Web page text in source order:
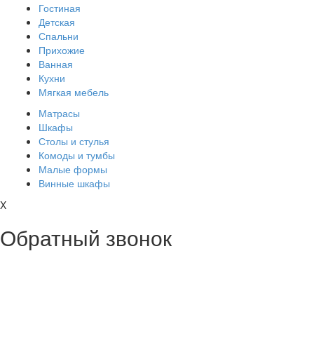
Гостиная
Детская
Спальни
Прихожие
Ванная
Кухни
Мягкая мебель
Матрасы
Шкафы
Столы и стулья
Комоды и тумбы
Малые формы
Винные шкафы
X
Обратный звонок